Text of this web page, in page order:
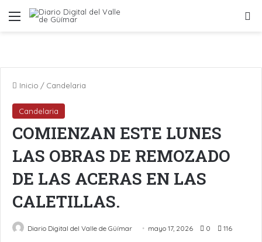
Menú
Inicio / Candelaria
Candelaria
COMIENZAN ESTE LUNES
LAS OBRAS DE REMOZADO
DE LAS ACERAS EN LAS
CALETILLAS.
Diario Digital del Valle de Güímar mayo 17, 2026 0 116